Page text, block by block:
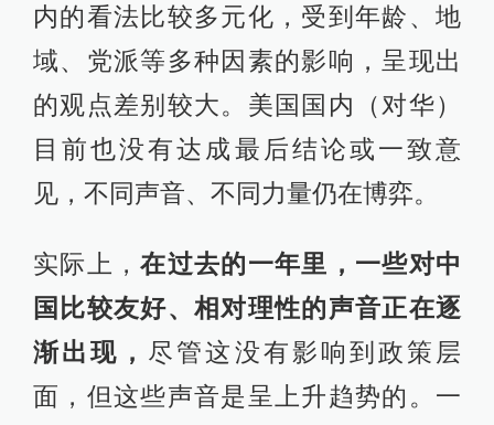
内的看法比较多元化，受到年龄、地
域、党派等多种因素的影响，呈现出
的观点差别较大。美国国内（对华）
目前也没有达成最后结论或一致意
见，不同声音、不同力量仍在博弈。
实际上，在过去的一年里，一些对中
国比较友好、相对理性的声音正在逐
渐出现， 尽管这没有影响到政策层
面，但这些声音是呈上升趋势的。一